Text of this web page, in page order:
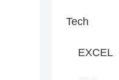
Tech
EXCEL